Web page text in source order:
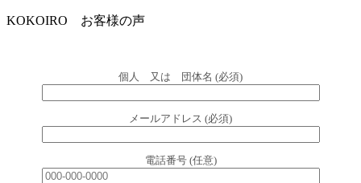
KOKOIRO お客様の声
個人 又は 団体名 (必須)
メールアドレス (必須)
電話番号 (任意)